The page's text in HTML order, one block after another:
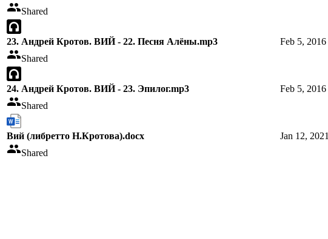
Shared
23. Андрей Кротов. ВИЙ - 22. Песня Алёны.mp3
Shared
Feb 5, 2016
24. Андрей Кротов. ВИЙ - 23. Эпилог.mp3
Shared
Feb 5, 2016
Вий (либретто Н.Кротова).docx
Shared
Jan 12, 2021